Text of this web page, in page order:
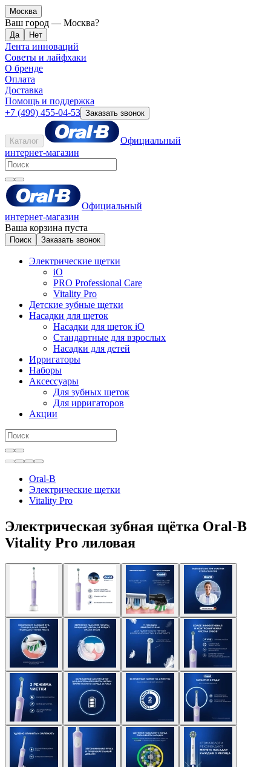
Москва
Ваш город — Москва?
Лента инноваций
Советы и лайфхаки
О бренде
Оплата
Доставка
Помощь и поддержка
+7 (499) 455-04-53 Заказать звонок
Каталог
Официальный
интернет-магазин
Официальный
интернет-магазин
Ваша корзина пуста
Поиск Заказать звонок
Электрические щетки
iO
PRO Professional Care
Vitality Pro
Детские зубные щетки
Насадки для щеток
Насадки для щеток iO
Стандартные для взрослых
Насадки для детей
Ирригаторы
Наборы
Аксессуары
Для зубных щеток
Для ирригаторов
Акции
Oral-B
Электрические щетки
Vitality Pro
Электрическая зубная щётка Oral-B
Vitality Pro лиловая